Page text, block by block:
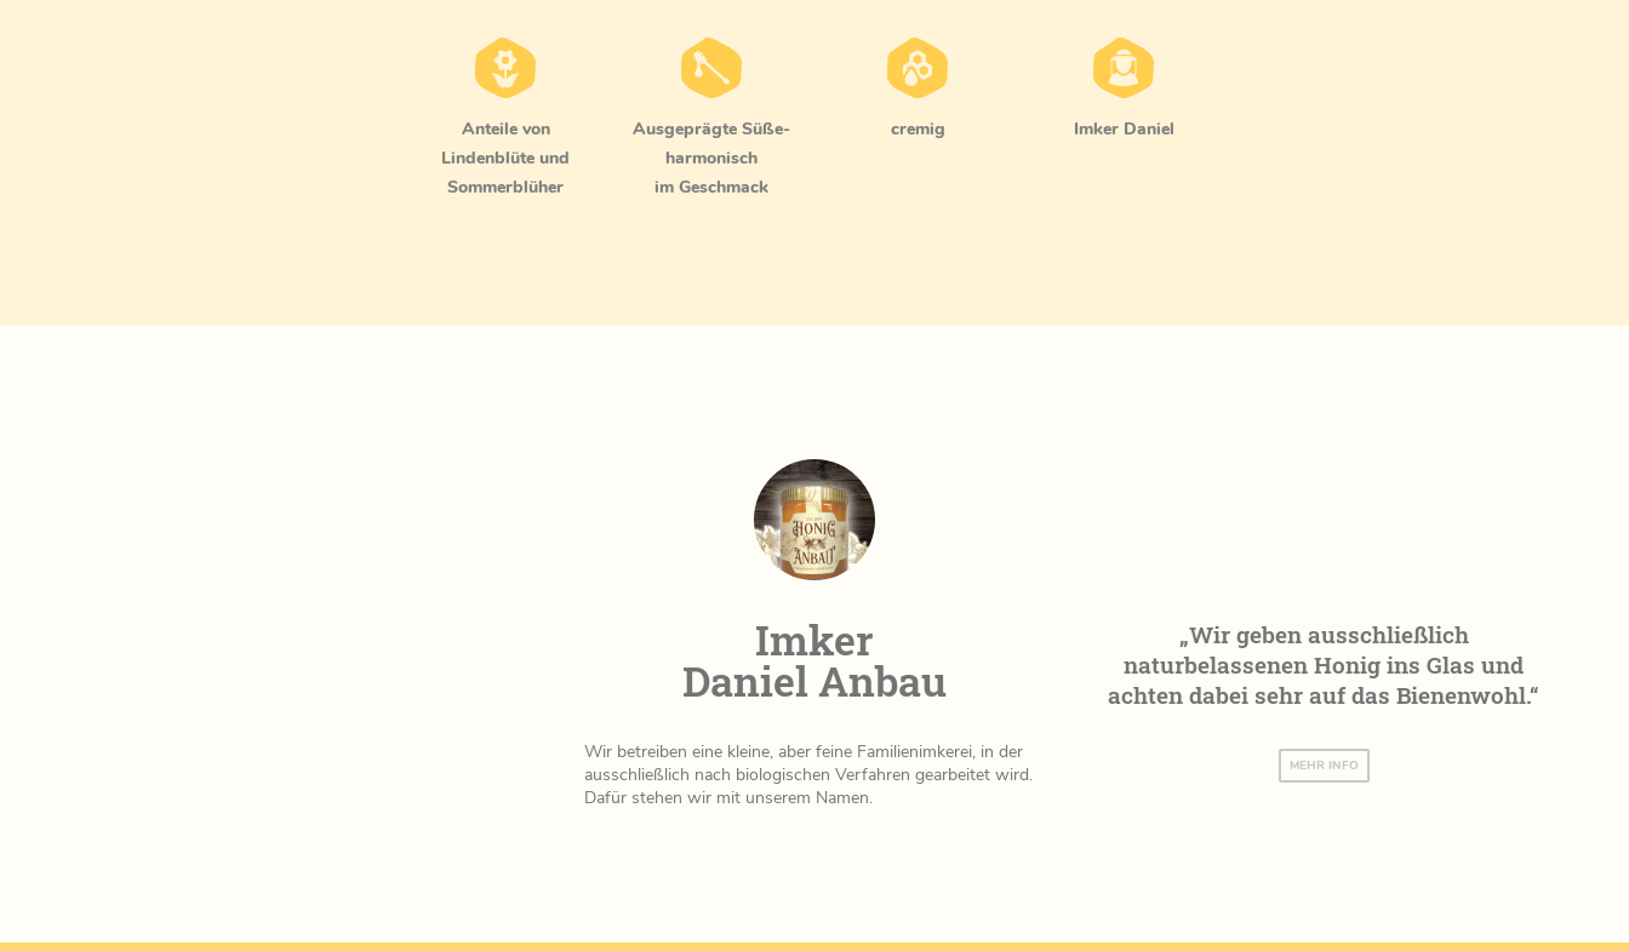
Anteile von
Lindenblüte und
Sommerblüher
ausgeprägte Süße-
harmonisch
im Geschmack
cremig Imker Daniel
Imker
Daniel Anbau
Wir betreiben eine kleine, aber feine Familienimkerei, in der
ausschließlich nach biologischen Verfahren gearbeitet wird.
Dafür stehen wir mit unserem Namen.
„Wir geben ausschließlich
naturbelassenen Honig ins Glas und
achten dabei sehr auf das Bienenwohl.“
MEHR INFO